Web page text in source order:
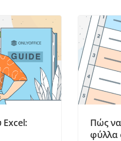
Excel:
Πώς να
φύλλα